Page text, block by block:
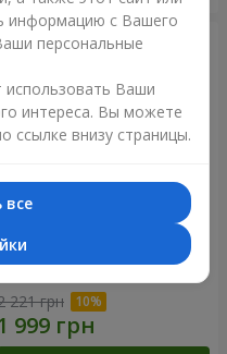
"My Lady"
221 грн
информацию с Вашего
персональные
Ваши
интереса. Вы можете
ссылке внизу страницы.
все